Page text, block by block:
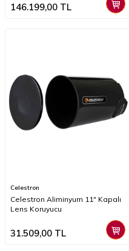
146.199,00 TL
Celestron
Celestron Aliminyum 11" Kapalı
Lens Koruyucu
31.509,00 TL